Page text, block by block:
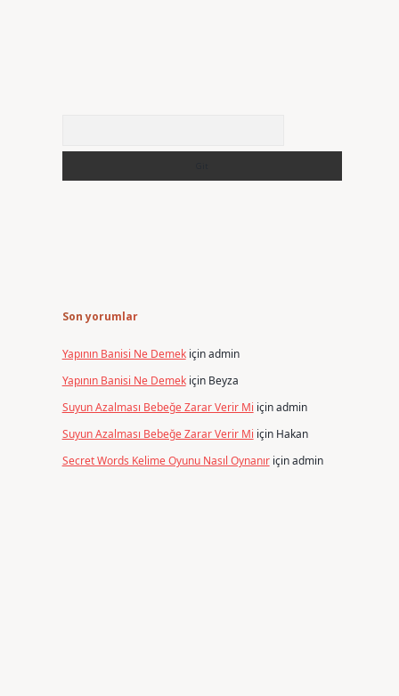
Son yorumlar
Yapının Banisi Ne Demekiçinadmin
Yapının Banisi Ne Demekiçin Beyza
Suyun Azalması Bebeğe Zarar Verir Mi içinadmin
Suyun Azalması Bebeğe Zarar Verir Mi için Hakan
Secret Words Kelime Oyunu Nasıl Oynanıriçinadmin